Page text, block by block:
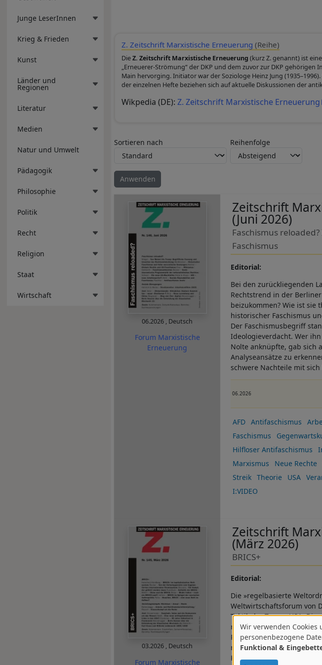
Junge LeserInnen
Krieg & Frieden
Kunst
Länder und
Regionen
Literatur
Medien
Natur und Umwelt
Pädagogik
Philosophie
Politik
Recht
Religion
Staat
Wirtschaft
Z. Zeitschrift Marxistische Erneuerung (Reihe)
DieZ. Zeitschrift Marxistische Erneuerung (kurz Z. genannt) ist
„Erneuerer-Strömung“ der DKP und dem zuvor zur DKP
Main hervorging. Initiator war der Soziologe Heinz Jung
der einzelnen Hefte beziehen sich auf aktuelle Diskussionen der
Wikpedia (DE): Z. Zeitschrift Marxistische Erneuerung
Sortieren nach Reihenfolge
06.2026 , Deutsch
Forum Marxistische
Erneuerung
Zeitschrift
(Juni 2026)
Faschismus
Faschismus
Editorial:
Bei den zurückliegenden
Rechtstrend in der
beizukommen? Wie ist sie
historischer Faschismus
Der Faschismusbegriff
Ideologieverdacht. Wer
Nolte anknüpfte, gab sich
Analyseansätze zu
schwere Nachteile mit sich
06.2026
AFD Antifaschismus
Faschismus
Hilfloser Antifaschismus
Marxismus
Neue Rechte
Streik
Theorie USA
I:VIDEO
03.2026 , Deutsch
Forum Marxistische
Zeitschrift
(März 2026)
BRICS+
Editorial:
Die »regelbasierte
Weltwirtschaftsforum von
Taktik der Trump-USA:
rücksichtslos
Präsidenten, mehr aber
musste realisieren, dass
Konkurrenten aus dem
Verwendung
von
Wir verwenden Cookies
personenbezogene
Funktional &